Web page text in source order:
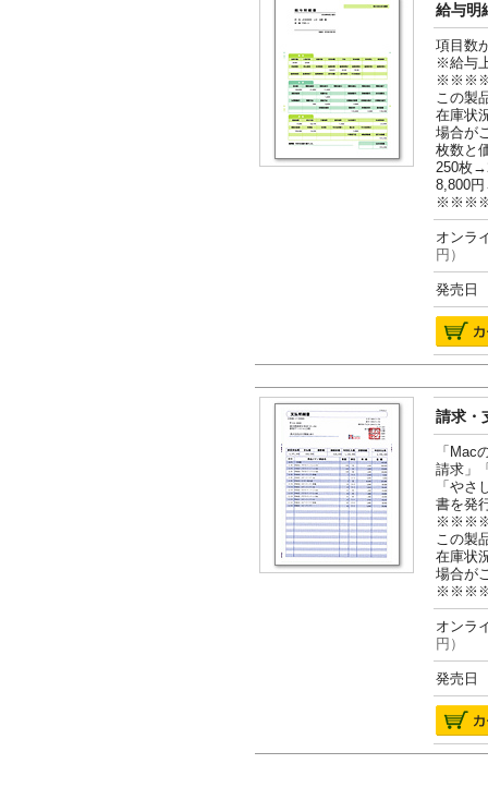
給与明
項目数
※給与
この製
在庫状
場合が
枚数と
250枚
8,800
オン
円）
発売日
請求・
「Mac
請求」
「や
書を発
この製
在庫状
場合が
オン
円）
発売日